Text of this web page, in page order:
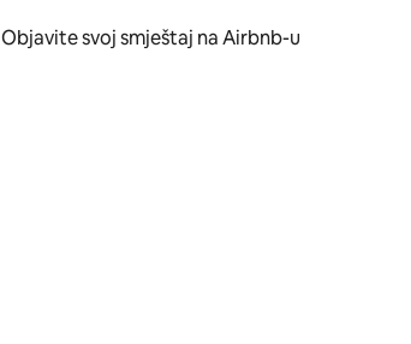
Objavite svoj smještaj na Airbnb-u